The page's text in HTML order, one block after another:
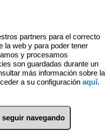
partners para el correcto
la web y para poder tener
y procesamos
son guardadas durante un
más información sobre la
a su configuración aquí.
navegando